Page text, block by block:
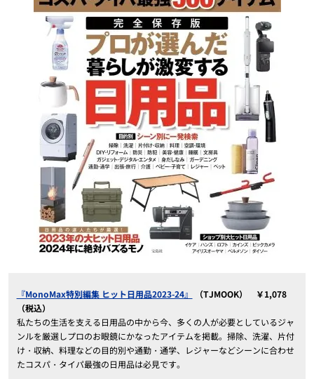
『MonoMax特別編集 ヒット日用品2023-24』
（TJMOOK） ￥1,078
（税込）
私たちの生活を支える日用品の中から今、多くの人が必要としているジャ
ンルを厳選しプロのお眼鏡にかなったアイテムを掲載。掃除、洗濯、片付
け・収納、料理などの目的別や通勤・通学、レジャーなどシーンに合わせ
たコスパ・タイパ最強の日用品は必見です。